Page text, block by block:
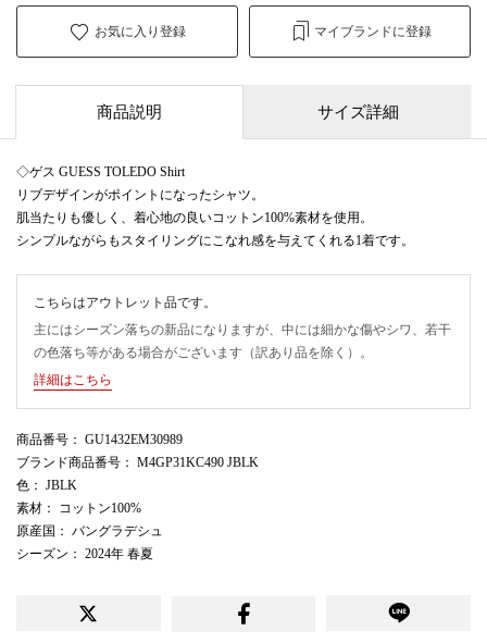
お気に入り登録 マイブランドに登録
商品説明 サイズ詳細
◇ゲス GUESS TOLEDO Shirt
リブデザインがポイントになったシャツ。
肌当たりも優しく、着心地の良いコットン100%素材を使用。
シンプルながらもスタイリングにこなれ感を与えてくれる1着です。
こちらはアウトレット品です。
主にはシーズン落ちの新品になりますが、中には細かな傷やシワ、若干
の色落ち等がある場合がございます（訳あり品を除く）。
詳細はこちら
商品番号 ： GU1432EM30989
ブランド商品番号 ： M4GP31KC490 JBLK
色 ： JBLK
素材 ： コットン100%
原産国 ： バングラデシュ
シーズン ： 2024年 春夏